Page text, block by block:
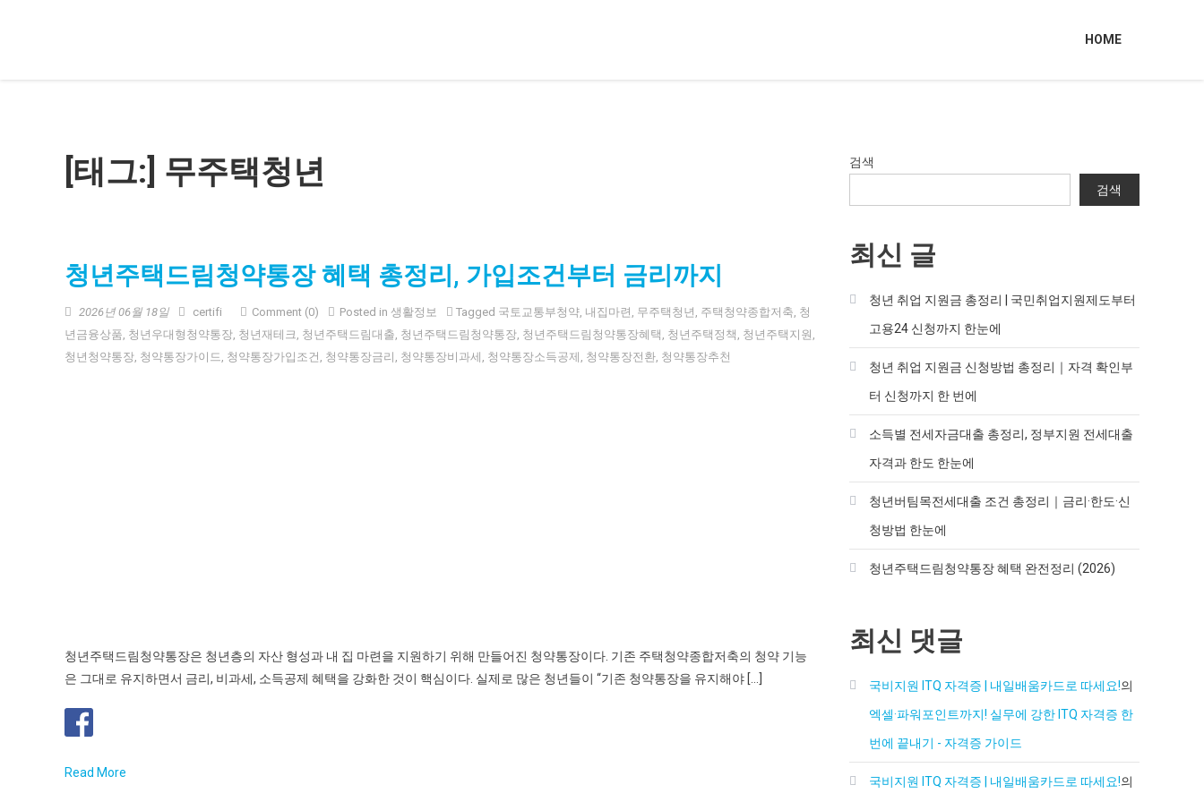
HOME
[태그:] 무주택청년
청년주택드림청약통장 혜택 총정리, 가입조건부터 금리까지
2026년 06월 18일 certifi Comment (0) Posted in 생활정보 Tagged 국토교통부청약, 내집마련 , 무주택청년 , 주택청약종합저축, 청
년금융상품, 청년우대형청약통장, 청년재테크, 청년주택드림대출, 청년주택드림청약통장, 청년주택드림청약통장혜택 , 청년주택정책 , 청년주택지원 ,
청년청약통장, 청약통장가이드, 청약통장가입조건 , 청약통장금리 , 청약통장비과세 , 청약통장소득공제 , 청약통장전환, 청약통장추천
청년주택드림청약통장은 청년층의 자산 형성과 내 집 마련을 지원하기 위해 만들어진 청약통장이다. 기존 주택청약종합저축의 청약 기능
은 그대로 유지하면서 금리, 비과세, 소득공제 혜택을 강화한 것이 핵심이다. 실제로 많은 청년들이 “기존 청약통장을 유지해야 […]
Read More
검색
검색
최신 글
청년 취업 지원금 총정리 | 국민취업지원제도부터
고용24 신청까지 한눈에
청년 취업 지원금 신청방법 총정리｜자격 확인부
터 신청까지 한 번에
소득별 전세자금대출 총정리, 정부지원 전세대출
자격과 한도 한눈에
청년버팀목전세대출 조건 총정리｜금리·한도·신
청방법 한눈에
청년주택드림청약통장 혜택 완전정리 (2026)
최신 댓글
국비지원 ITQ 자격증 | 내일배움카드로 따세요!의
엑셀·파워포인트까지! 실무에 강한 ITQ 자격증 한
번에 끝내기 - 자격증 가이드
국비지원 ITQ 자격증 | 내일배움카드로 따세요!의